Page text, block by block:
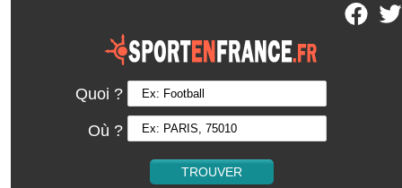
Quoi ?
Où ?